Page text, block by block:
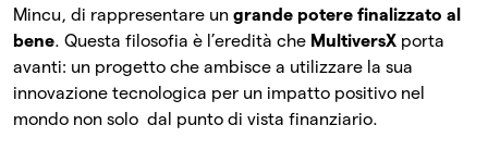
Mincu, di rappresentare un grande potere finalizzato al
bene. Questa filosofia è l’eredità che MultiversX porta
avanti: un progetto che ambisce a utilizzare la sua
innovazione tecnologica per un impatto positivo nel
mondo non solo dal punto di vista finanziario.